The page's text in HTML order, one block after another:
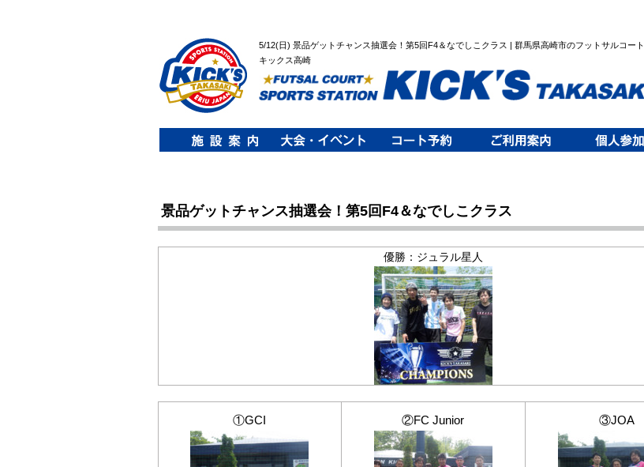
5/12(日) 景品ゲットチャンス抽選会！第5回F4＆なでしこクラス | 群馬県高崎市のフットサルコート
キックス高崎
景品ゲットチャンス抽選会！第5回F4＆なでしこクラス
優勝：ジュラル星人
①GCI ②FC Junior ③JOA